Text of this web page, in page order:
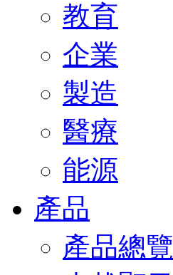
教育
企業
製造
醫療
能源
產品
產品總覽